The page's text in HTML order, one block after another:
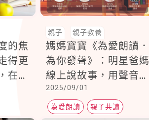
的焦
得更
在屬
，慢
親子 親子教養
媽媽寶寶《為愛朗讀．
為你發聲》：明星爸媽
線上說故事，用聲音陪
伴孩子成長
2025/09/01
為愛朗讀 親子共讀